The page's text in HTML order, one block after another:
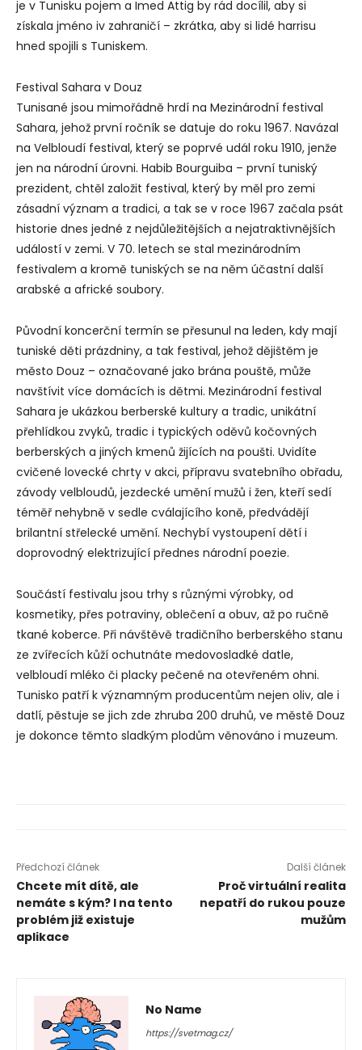
je v Tunisku pojem a Imed Attig by rád docílil, aby si
získala jméno iv zahraničí – zkrátka, aby si lidé harrisu
hned spojili s Tuniskem.
Festival Sahara v Douz
Tunisané jsou mimořádně hrdí na Mezinárodní festival
Sahara, jehož první ročník se datuje do roku 1967. Navázal
na Velbloudí festival, který se poprvé udál roku 1910, jenže
jen na národní úrovni. Habib Bourguiba – první tuniský
prezident, chtěl založit festival, který by měl pro zemi
zásadní význam a tradici, a tak se v roce 1967 začala psát
historie dnes jedné z nejdůležitějších a nejatraktivnějších
událostí v zemi. V 70. letech se stal mezinárodním
festivalem a kromě tuniských se na něm účastní další
arabské a africké soubory.
Původní koncerční termín se přesunul na leden, kdy mají
tuniské děti prázdniny, a tak festival, jehož dějištěm je
město Douz – označované jako brána pouště, může
navštívit více domácích is dětmi. Mezinárodní festival
Sahara je ukázkou berberské kultury a tradic, unikátní
přehlídkou zvyků, tradic i typických oděvů kočovných
berberských a jiných kmenů žijících na poušti. Uvidíte
cvičené lovecké chrty v akci, přípravu svatebního obřadu,
závody velbloudů, jezdecké umění mužů i žen, kteří sedí
téměř nehybně v sedle cválajícího koně, předvádějí
brilantní střelecké umění. Nechybí vystoupení dětí i
doprovodný elektrizující přednes národní poezie.
Součástí festivalu jsou trhy s různými výrobky, od
kosmetiky, přes potraviny, oblečení a obuv, až po ručně
tkané koberce. Při návštěvě tradičního berberského stanu
ze zvířecích kůží ochutnáte medovosladké datle,
velbloudí mléko či placky pečené na otevřeném ohni.
Tunisko patří k významným producentům nejen oliv, ale i
datlí, pěstuje se jich zde zhruba 200 druhů, ve městě Douz
je dokonce těmto sladkým plodům věnováno i muzeum.
Předchozí článek
Chcete mít dítě, ale
nemáte s kým? I na tento
problém již existuje
aplikace
Další článek
Proč virtuální realita
nepatří do rukou pouze
mužům
No Name
https://svetmag.cz/